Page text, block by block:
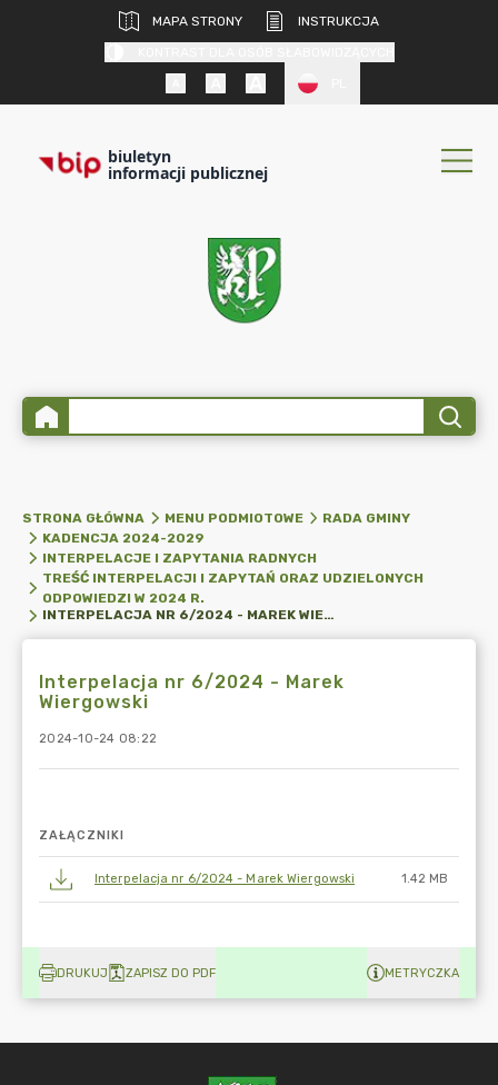
MAPA STRONY
INSTRUKCJA
biuletyn
informacji publicznej
STRONA GŁÓWNA MENU PODMIOTOWE
RADA GMINY
KADENCJA 2024-2029
INTERPELACJE I ZAPYTANIA RADNYCH
TREŚĆ INTERPELACJI I ZAPYTAŃ ORAZ UDZIELONYCH
ODPOWIEDZI W 2024 R.
INTERPELACJA NR 6/2024 - MAREK WIERGOWSKI
Interpelacja nr 6/2024 - Marek
Wiergowski
2024-10-24 08:22
ZAŁĄCZNIKI
Interpelacja nr 6/2024 - Marek Wiergowski 1.42 MB
DRUKUJ ZAPISZ DO PDF METRYCZKA